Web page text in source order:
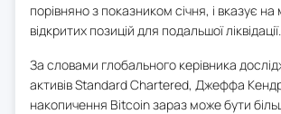
порівняно з показником січня, і вказує на
відкритих позицій для подальшої ліквідації.
За словами глобального керівника
активів Standard Chartered, Джеффа
накопичення Bitcoin зараз може бути